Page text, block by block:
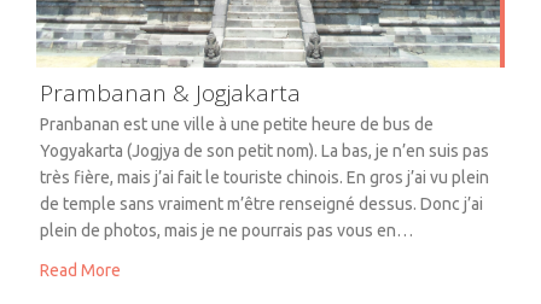
Prambanan & Jogjakarta
Pranbanan est une ville à une petite heure de bus de
Yogyakarta (Jogjya de son petit nom). La bas, je n’en suis pas
très fière, mais j’ai fait le touriste chinois. En gros j’ai vu plein
de temple sans vraiment m’être renseigné dessus. Donc j’ai
plein de photos, mais je ne pourrais pas vous en…
Read More